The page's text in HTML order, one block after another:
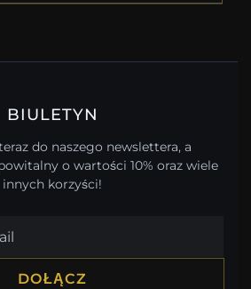
BIULETYN
do naszego newslettera, a
o wartości 10% oraz wiele
innych korzyści!
DOŁĄCZ